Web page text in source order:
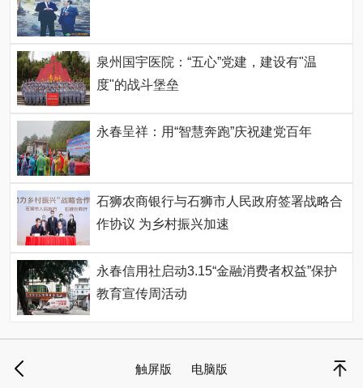
泉州国宇医院：“五心”党建，建设有"温
度"的战斗堡垒
永春呈祥：用“智慧奔跑”庆祝建党百年
石狮农商银行与石狮市人民政府签署战略合
作协议 为乡村振兴加速
永春信用社启动3.15“金融消费者权益”保护
教育宣传周活动
触屏版 电脑版